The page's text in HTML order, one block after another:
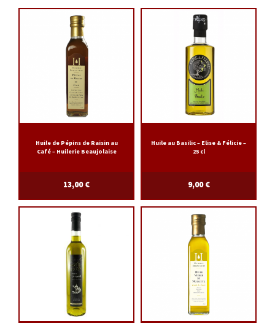
Huile de Pépins de Raisin au
Café – Huilerie Beaujolaise
13,00€
Huile au Basilic – Elise & Félicie –
25 cl
9,00€